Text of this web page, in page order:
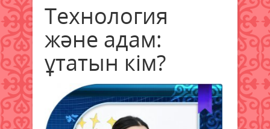
Технология
және адам:
ұтатын кім?